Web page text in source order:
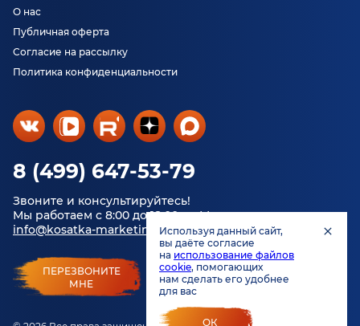
8 (499) 647-53-79
Звоните и консультируйтесь!
Мы работаем с 8:00 до 18:00 по Москве.
info@kosatka-marketing.ru
ПЕРЕЗВОНИТЕ
МНЕ
О нас
Публичная оферта
Согласие на рассылку
Политика конфиденциальности
Используя данный сайт,
вы даёте согласие
на использование файлов
cookie, помогающих
нам сделать его удобнее
для вас
ОК